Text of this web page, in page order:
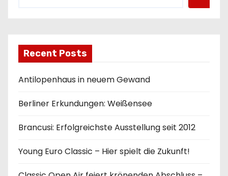
Recent Posts
Antilopenhaus in neuem Gewand
Berliner Erkundungen: Weißensee
Brancusi: Erfolgreichste Ausstellung seit 2012
Young Euro Classic – Hier spielt die Zukunft!